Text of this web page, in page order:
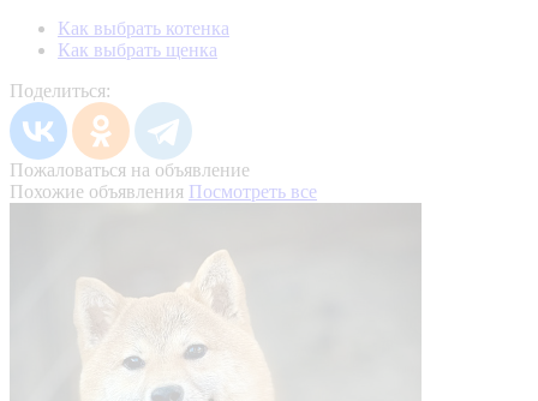
Как выбрать котенка
Как выбрать щенка
Поделиться:
Пожаловаться на объявление
Похожие объявления Посмотреть все